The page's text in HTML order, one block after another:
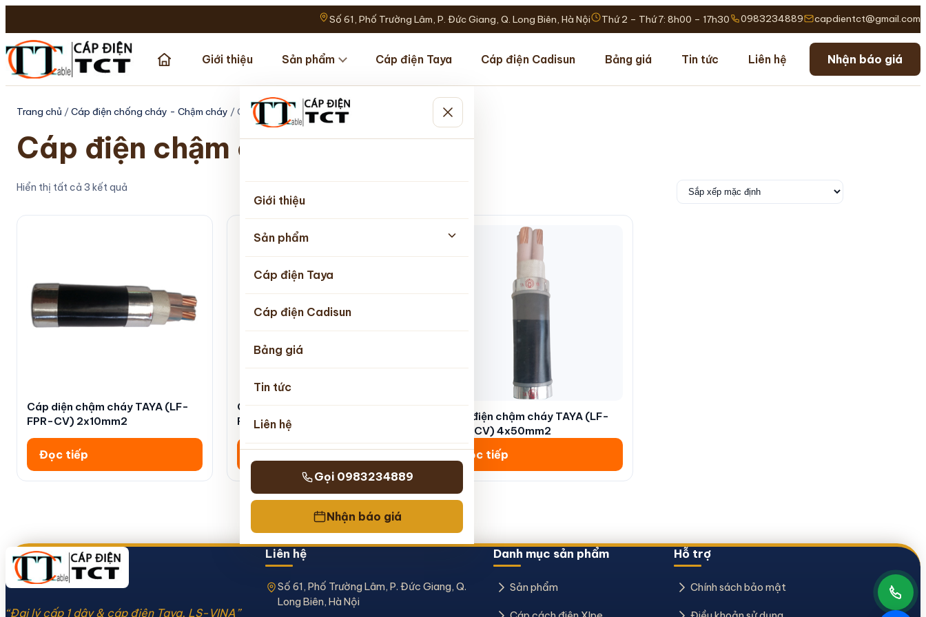
Số 61, Phố Trường Lâm, P. Đức Giang, Q. Long Biên, Hà Nội Thứ 2 – Thứ 7: 8h00 – 17h30 0983234889 capdientct@gmail.com
Giới thiệu Sản phẩm Cáp điện Taya Cáp điện Cadisun Bảng giá Tin tức Liên hệ Nhận báo giá
Giới thiệu
Sản phẩm
Cáp điện Taya
Cáp điện Cadisun
Bảng giá
Tin tức
Liên hệ
Gọi 0983234889
Nhận báo giá
Trang chủ /Cáp điện chống cháy - Chậm cháy / Cáp điện chậm cháy
Cáp điện chậm cháy
Hiển thị tất cả 3 kết quả
Cáp diện chậm cháy TAYA (LF-
FPR-CV) 2x10mm2
Đọc tiếp
Cáp điện chậm cháy TAYA (LF-
FPR-CV) 1x95mm2
Đọc tiếp
Cáp điện chậm cháy TAYA (LF-
FPR-CV) 4x50mm2
Đọc tiếp
“Đại lý cấp 1 dây & cáp điện Taya, LS-VINA”
Liên hệ
Số 61, Phố Trường Lâm, P. Đức Giang, Q.
Long Biên, Hà Nội
Danh mục sản phẩm
Sản phẩm
Hỗ trợ
Chính sách bảo mật